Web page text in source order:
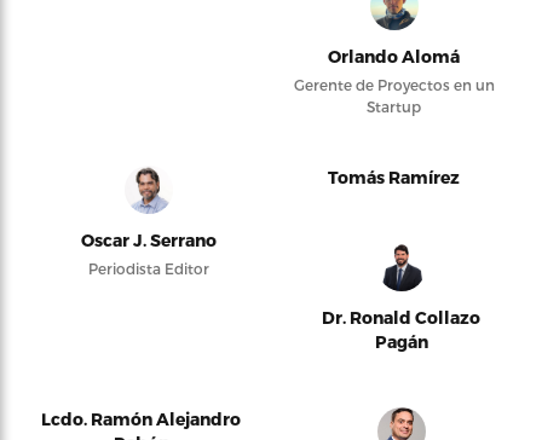
Orlando Alomá
Gerente de Proyectos en un
Startup
Oscar J. Serrano
Periodista Editor
Tomás Ramírez
Dr. Ronald Collazo
Pagán
Lcdo. Ramón Alejandro